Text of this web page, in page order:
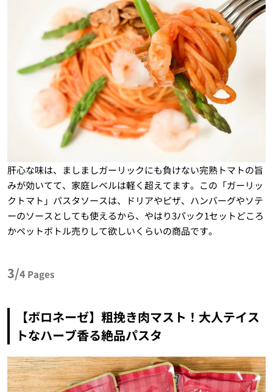
肝心な味は、ましましガーリックにも負けない完熟トマトの旨
みが効いてて、家庭レベルは軽く超えてます。この「ガーリッ
クトマト」パスタソースは、ドリアやピザ、ハンバーグやソテ
ーのソースとしても使えるから、やはり3パック1セットどころ
かペットボトル売りして欲しいくらいの商品です。
3/4 Pages
【ボロネーゼ】粗挽き肉マスト！大人テイス
トなハーブ香る絶品パスタ